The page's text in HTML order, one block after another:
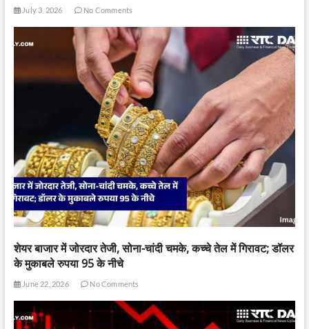
July 3, 2026 No Comments
शेयर बाजार में जोरदार तेजी, सोना-चांदी चमके, कच्चे तेल में गिरावट; डॉलर
के मुकाबले रुपया 95 के नीचे
June 22, 2026 No Comments